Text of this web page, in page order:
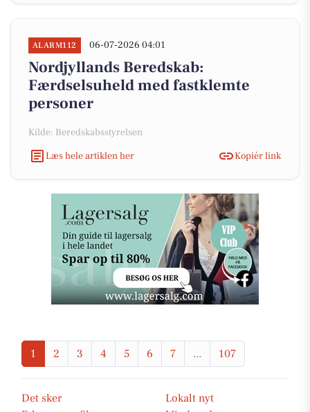
ALARM112 06-07-2026 04:01
Nordjyllands Beredskab:
Færdselsuheld med fastklemte
personer
Kilde: Beredskabsstyrelsen
Læs hele artiklen her
Kopiér link
1 2 3 4 5 6 7 ... 107
Det sker
Lokalt nyt